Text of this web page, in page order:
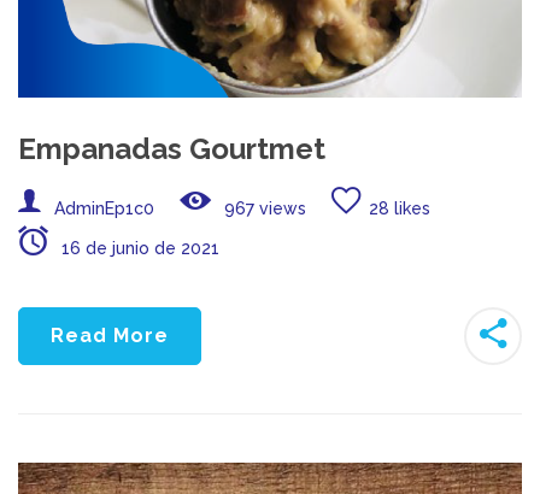
Empanadas Gourtmet
AdminEp1c0 967 views 28 likes
16 de junio de 2021
Read More